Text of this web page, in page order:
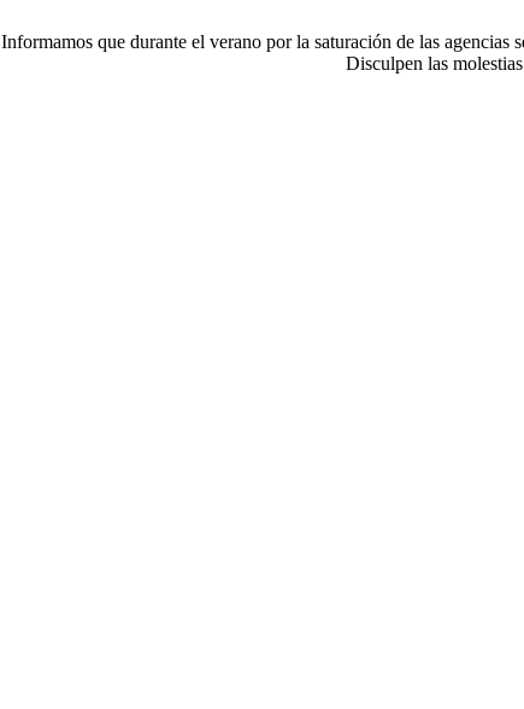
Informamos que durante el verano por la saturación de las agencias
Disculpen las molestias